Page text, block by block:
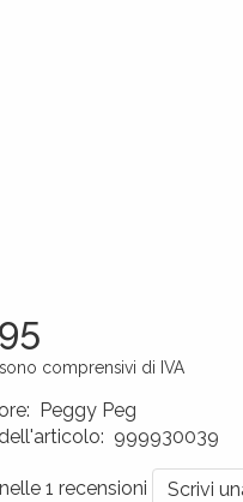
comprensivi di IVA
: Peggy Peg
: 999930039
1 recensioni
Scrivi